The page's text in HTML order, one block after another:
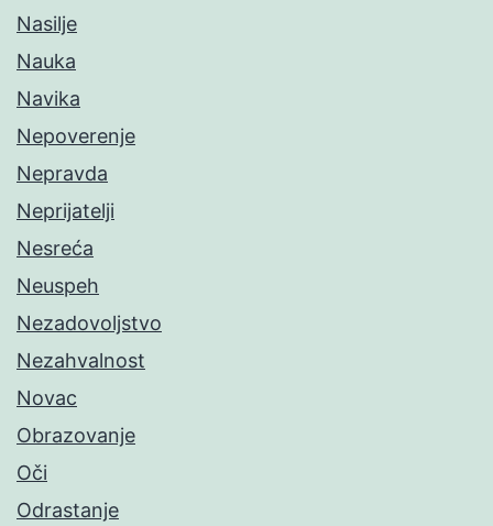
Nasilje
Nauka
Navika
Nepoverenje
Nepravda
Neprijatelji
Nesreća
Neuspeh
Nezadovoljstvo
Nezahvalnost
Novac
Obrazovanje
Oči
Odrastanje